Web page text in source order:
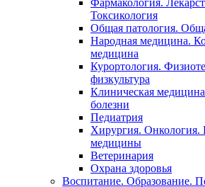
Фармакология.
Токсикология
Общая патология.
Народная медицина.
медицина
Курортология.
физкультура
Клиническая
болезни
Педиатрия
Хирургия. Онкология.
медицины
Ветеринария
Охрана здоровья
Воспитание. Образование.